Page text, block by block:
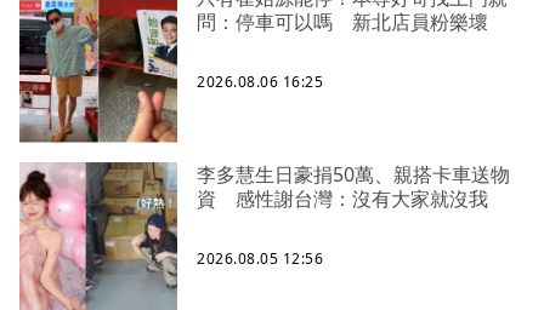
問：停車可以嗎 新北店員粉樂壞
2026.08.06 16:25
李多慧生日豪捐50萬、親搭卡車送物
資 感性謝台灣：沒有大家就沒我
2026.08.05 12:56